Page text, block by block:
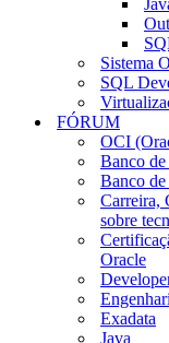
Sistema
SQL
FÓRUM
OCI
Banco
Banco
Carreira,
sobre
Oracle
Exadata
Java